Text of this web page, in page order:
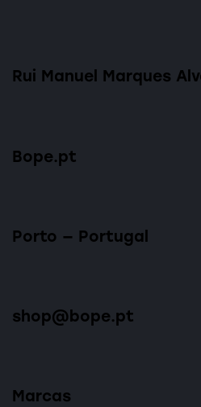
Rui Manuel Marques
Bope.pt
Porto — Portugal
shop@bope.pt
Marcas